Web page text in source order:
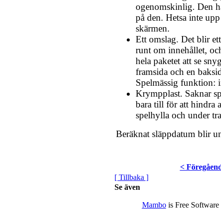
ogenomskinlig. Den
på den. Hetsa inte
skärmen.
Ett omslag. Det blir
runt om innehållet,
hela paketet att se
framsida och en
Spelmässig funktion:
Krympplast. Saknar
bara till för att hindra
spelhylla och under
Beräknat släppdatum blir
<
[ Tillbaka ]
Se även
Mambois Free Software